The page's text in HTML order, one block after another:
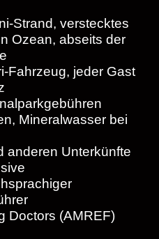
Strand, verstecktes
Ozean, abseits der
Fahrzeug, jeder Gast
Mineralwasser bei
anderen Unterkünfte
Doctors (AMREF)